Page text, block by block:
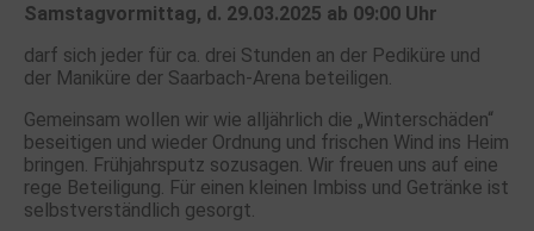
Samstagvormittag, d. 29.03.2025 ab 09:00 Uhr
darf sich jeder für ca. drei Stunden an der Pediküre und
der Maniküre der Saarbach-Arena beteiligen.
Gemeinsam wollen wir wie alljährlich die „Winterschäden“
beseitigen und wieder Ordnung und frischen Wind ins Heim
bringen. Frühjahrsputz sozusagen. Wir freuen uns auf eine
rege Beteiligung. Für einen kleinen Imbiss und Getränke ist
selbstverständlich gesorgt.